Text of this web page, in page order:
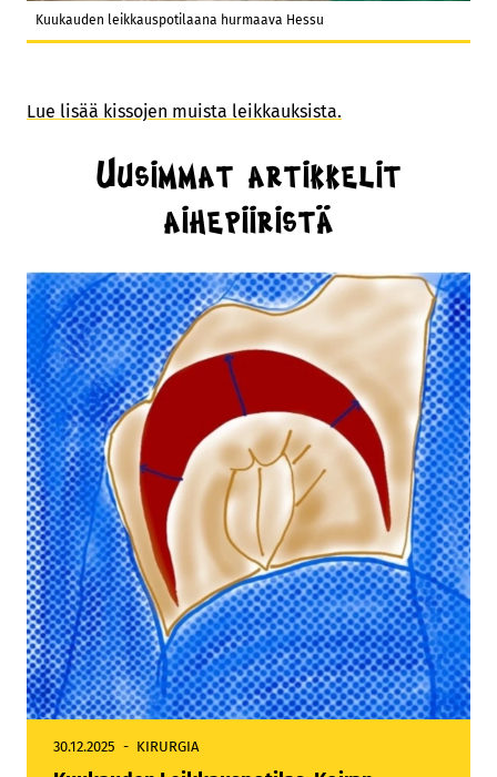
Kuukauden leikkauspotilaana hurmaava Hessu
Lue lisää kissojen muista leikkauksista.
Uusimmat artikkelit
aihepiiristä
30.12.2025 KIRURGIA